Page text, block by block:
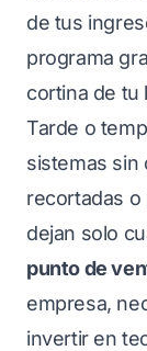
de tus
programa
cortina de tu
Tarde o
sistemas sin
recortadas
dejan solo
punto de
empresa,
invertir en